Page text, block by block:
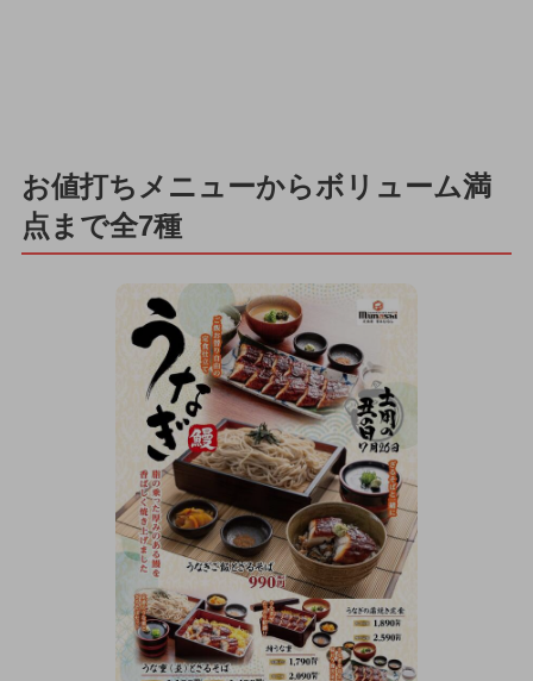
お値打ちメニューからボリューム満
点まで全7種